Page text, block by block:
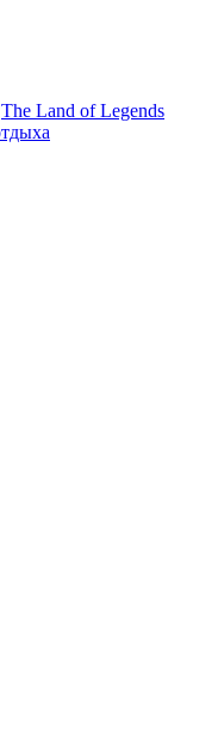
The Land of Legends